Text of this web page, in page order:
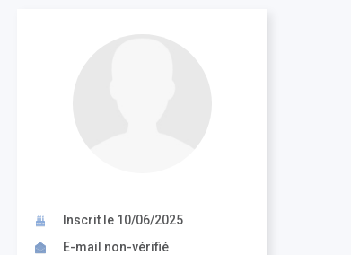
Inscrit le 10/06/2025
E-mail non-vérifié